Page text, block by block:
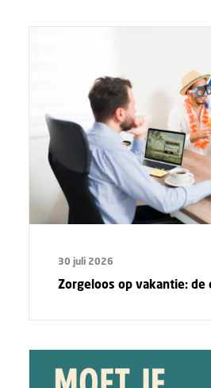
30 juli 2026
Zorgeloos op vakantie: de